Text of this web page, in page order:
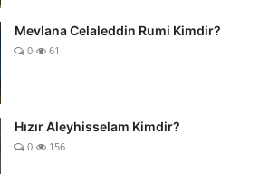
Mevlana Celaleddin Rumi Kimdir?
0 61
Hızır Aleyhisselam Kimdir?
0 156